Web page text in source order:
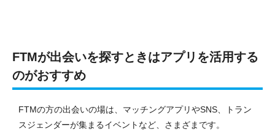
FTMが出会いを探すときはアプリを活用する
のがおすすめ
FTMの方の出会いの場は、マッチングアプリやSNS、トラン
スジェンダーが集まるイベントなど、さまざまです。